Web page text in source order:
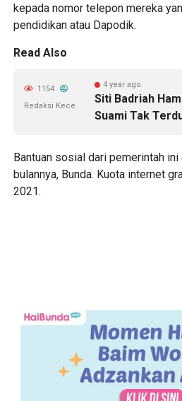
kepada nomor telepon mereka
pendidikan atau Dapodik.
Read Also
4 year ago
Siti Badriah
Suami Tak
1154
Redaksi Kece
Bantuan sosial dari pemerintah
bulannya, Bunda. Kuota internet
2021.